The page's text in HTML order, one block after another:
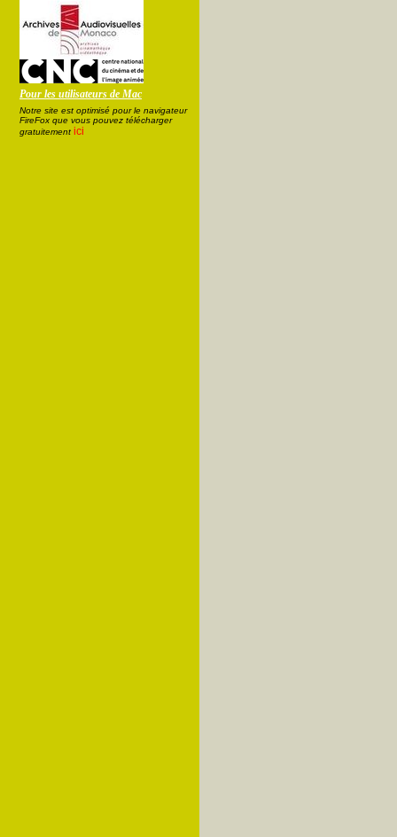
Pour les utilisateurs de Mac
Notre site est optimisé pour le navigateur
FireFox que vous pouvez télécharger
gratuitement ici